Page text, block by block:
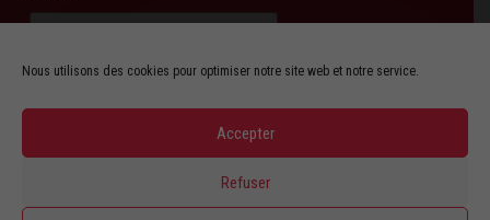
Nous utilisons des cookies pour optimiser notre site web et notre service.
Accepter
Refuser
SUIVEZ-NOUS AUSSI SUR :
YOUTUBE